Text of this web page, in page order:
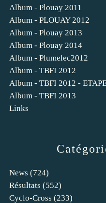
News (724)
Résultats (552)
Cyclo-Cross (233)
Album - Plouay 2011
Album - PLOUAY 2012
Album - Plouay 2013
Album - Plouay 2014
Album - Plumelec2012
Album - TBFI 2012
Album - TBFI 2012 -
Album - TBFI 2013
Links